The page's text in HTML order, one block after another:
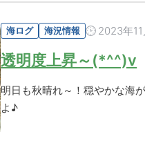
海ログ 海況情報 2023年
透明度上昇～(*^^)v
明日も秋晴れ～！穏やかな海
よ♪